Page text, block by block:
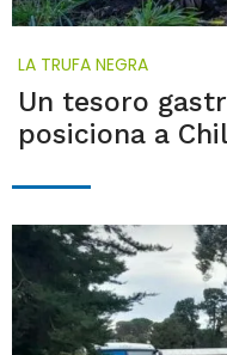
LA TRUFA NEGRA
Un tesoro
posiciona a